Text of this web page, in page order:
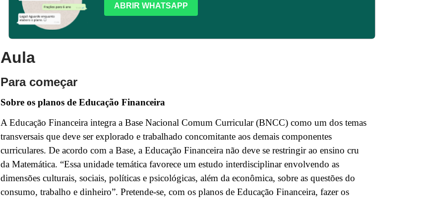
ABRIR WHATSAPP
Aula
Para começar
Sobre os planos de Educação Financeira
A Educação Financeira integra a Base Nacional Comum Curricular (BNCC) como um dos temas
transversais que deve ser explorado e trabalhado concomitante aos demais componentes
curriculares. De acordo com a Base, a Educação Financeira não deve se restringir ao ensino cru
da Matemática. “Essa unidade temática favorece um estudo interdisciplinar envolvendo as
dimensões culturais, sociais, políticas e psicológicas, além da econômica, sobre as questões do
consumo, trabalho e dinheiro”. Pretende-se, com os planos de Educação Financeira, fazer os